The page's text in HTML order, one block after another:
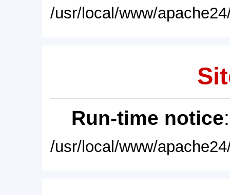
/usr/local/www/
Run-time notice
/usr/local/www/